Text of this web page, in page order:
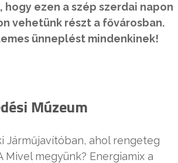
ezen a szép szerdai napon
vehetünk részt a fővárosban.
ünneplést mindenkinek!
Múzeum
Járműjavítóban, ahol rengeteg
megyünk? Energiamix a